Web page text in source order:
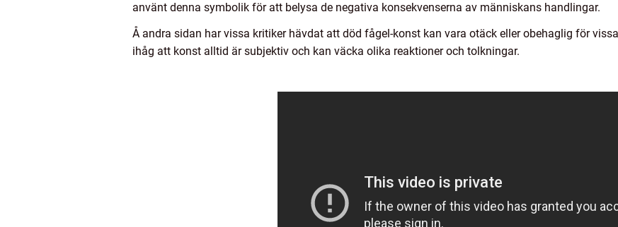
använt denna symbolik för att belysa de negativa konsekvenserna av människans handlingar.
Å andra sidan har vissa kritiker hävdat att död fågel-konst kan vara otäck eller obehaglig för
ihåg att konst alltid är subjektiv och kan väcka olika reaktioner och tolkningar.